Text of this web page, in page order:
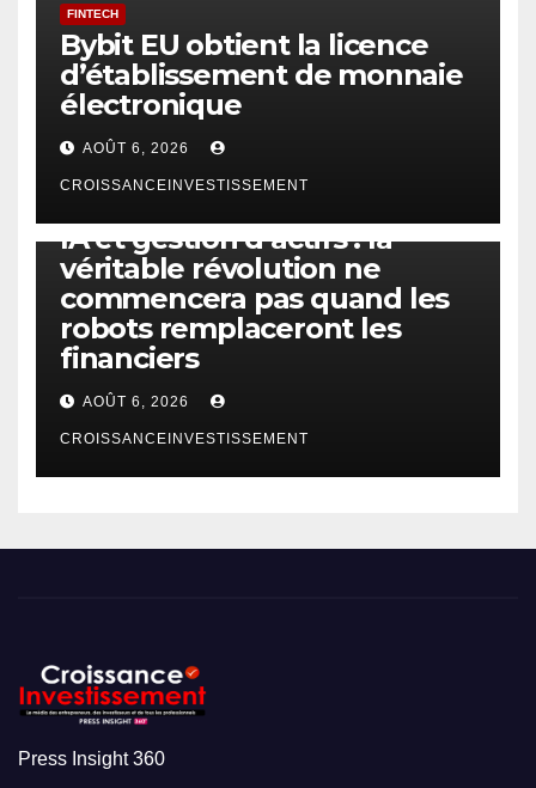
FINTECH
Bybit EU obtient la licence
d’établissement de monnaie
électronique
AOÛT 6, 2026
CROISSANCEINVESTISSEMENT
IA et gestion d’actifs : la
véritable révolution ne
commencera pas quand les
robots remplaceront les
financiers
AOÛT 6, 2026
CROISSANCEINVESTISSEMENT
Press Insight 360